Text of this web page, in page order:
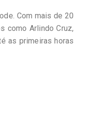
Com mais de 20
como Arlindo Cruz,
as primeiras horas